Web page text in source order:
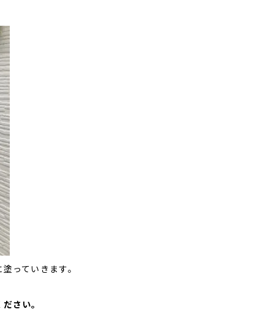
っていきます。
さい。